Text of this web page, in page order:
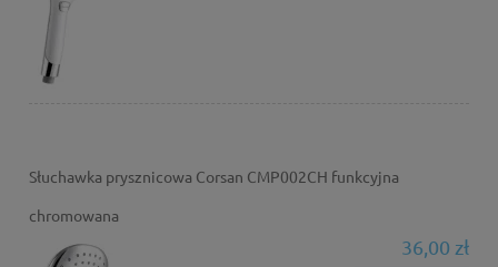
Słuchawka prysznicowa Corsan CMP002CH funkcyjna
chromowana
36,00 zł